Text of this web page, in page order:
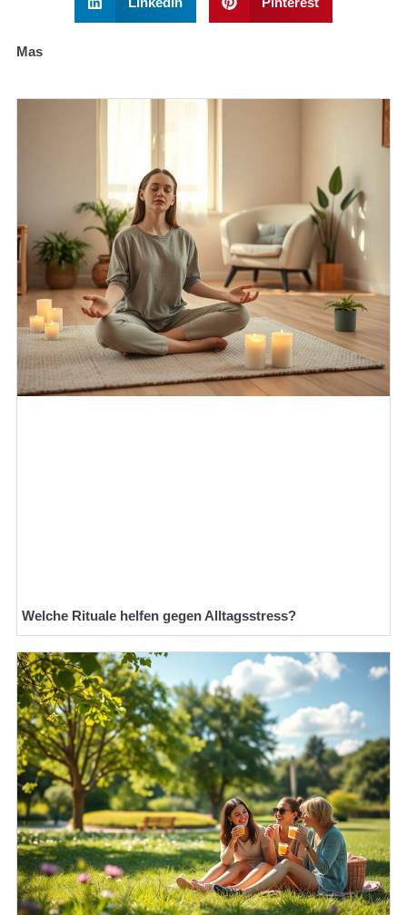
Mas
Welche Rituale helfen gegen Alltagsstress?